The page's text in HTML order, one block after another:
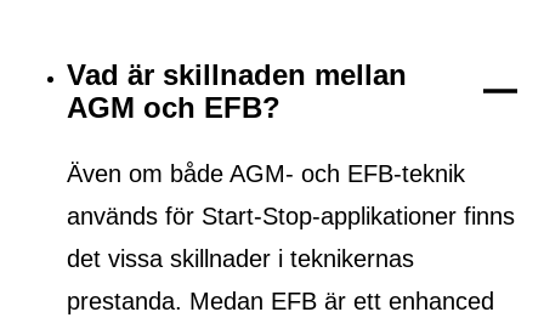
Vad är skillnaden mellan
AGM och EFB?
Även om både AGM- och EFB-teknik
används för Start-Stop-applikationer finns
det vissa skillnader i teknikernas
prestanda. Medan EFB är ett enhanced